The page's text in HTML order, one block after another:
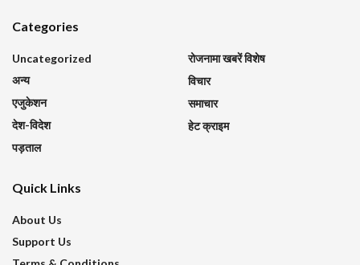
Categories
Uncategorized
अन्य
एजुकेशन
देश-विदेश
पड़ताल
रोजनामा खबरें विशेष
विचार
समाचार
हेट क्राइम
Quick Links
About Us
Support Us